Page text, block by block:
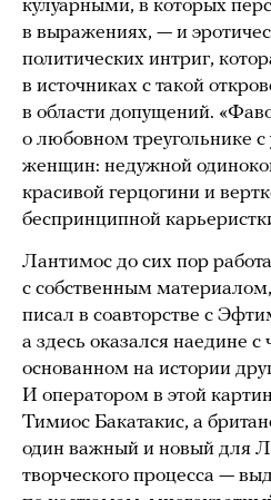
кулуарными, в которых
в выражениях, — и
политических интриг,
в источниках с такой
в области допущений.
о любовном треугольнике с
женщин: недужной
красивой герцогини и
беспринципной
Лантимос до сих пор
с собственным
писал в соавторстве с
а здесь оказался наедине
основанном на истории
И оператором в этой
Тимиос Бакатакис, а
один важный и новый для
творческого процесса —